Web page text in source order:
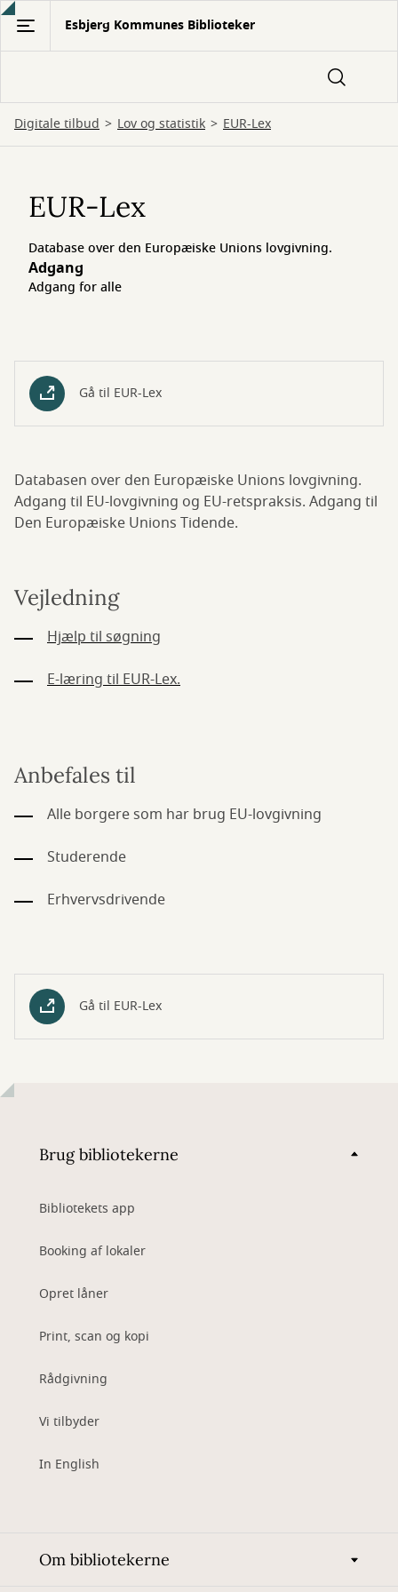
Gå
hovedindhold
Esbjerg Kommunes Biblioteker
Digitale tilbud Lov og statistik EUR-Lex
LexEUR-Lex
Database over den Europæiske Unions lovgivning.
Adgang
Adgang for alle
Gå til EUR-Lex
Databasen over den Europæiske Unions lovgivning.
Adgang til EU-lovgivning og EU-retspraksis. Adgang til
Den Europæiske Unions Tidende.
Vejledning
Hjælp til søgning
E-læring til EUR-Lex.
Anbefales til
Alle borgere som har brug EU-lovgivning
Studerende
Erhvervsdrivende
Gå til EUR-Lex
Brug bibliotekerne
Bibliotekets app
Booking af lokaler
Opret låner
Print, scan og kopi
Rådgivning
Vi tilbyder
In English
Om bibliotekerne